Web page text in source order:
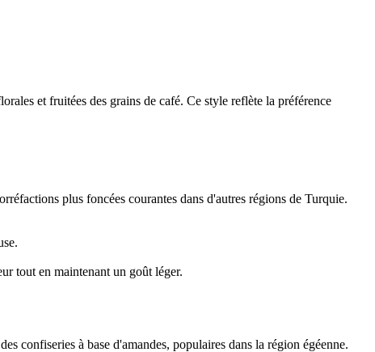
et fruitées des grains de café. Ce style reflète la préférence
plus foncées courantes dans d'autres régions de Turquie.
tout en maintenant un goût léger.
confiseries à base d'amandes, populaires dans la région égéenne.